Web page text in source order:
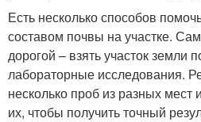
Есть несколько способов
составом почвы на участке.
дорогой – взять участок земли
лабораторные исследования.
несколько проб из разных мест
их, чтобы получить точный